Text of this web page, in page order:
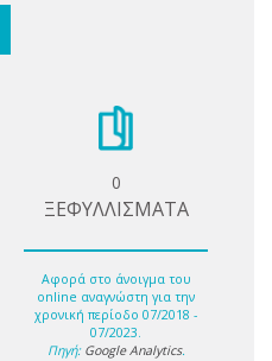
0
ΞΕΦΥΛΛΙΣΜΑΤΑ
Αφορά στο άνοιγμα του
online αναγνώστη για την
χρονική περίοδο 07/2018 -
07/2023.
Πηγή: Google Analytics.